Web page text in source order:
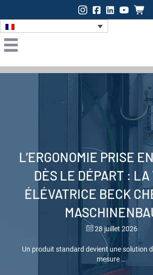
Instagram
Facebook
LinkedIn
L’ERGONOMIE PRISE
DÈS LE DÉPART :
ÉLÉVATRICE BECK
28 juillet 2026
Un produit standard devient une solution
mesure ...